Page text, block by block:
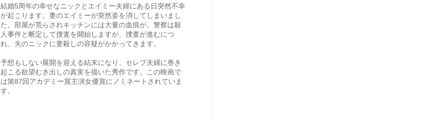
結婚5周年の幸せなニックとエイミー夫婦にある日突然不幸
が起こります。妻のエイミーが突然姿を消してしまいまし
た。部屋が荒らされキッチンには大量の血痕が。警察は殺
人事件と断定して捜査を開始しますが、捜査が進むにつ
れ、夫のニックに妻殺しの容疑がかかってきます。
予想もしない展開を迎える結末になり、セレブ夫婦に巻き
起こる欲望むき出しの真実を描いた秀作です。この映画で
は第87回アカデミー賞主演女優賞にノミネートされていま
す。